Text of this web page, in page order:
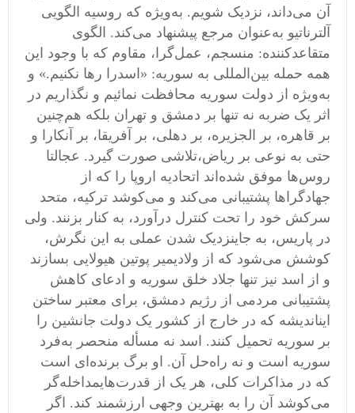
آن میداند، نزدیک شویم. بهویژه که روسیه الگویی
آلترناتیو بهعنوان مرجع پیشنهاد میکند. الگوی
متقاعدکننده: منسجم، عملگرا، مقاوم که با وجود این
همه حمله بین المللی به سوریه: « اسدرا رها نکنیم.» و
بهویژه از دولت سوریه محافظت نمائیم و نگذاریم در
اثر یک ضربه نه تنها بر دمشق و تهران بلکه همچنین
بر قاهره، بر الجزیره، بر دهلی، بر آفریقا، بر آنکارا و
حتی به نوعی بر ریاض،تلاشی صورت گیرد. عجالتا
روسها موفق شده اند اتحادیه اروپا را که از
جهادگراها پشتیبانی میکند و میکوشد ترکیه، متحد
سرکش خود را تحت کنترل درآورد، به کنار بزنند. ولی
در پاریس، به جاینزدیک شدن عملی به این نگرش،
کوشش میشود که از ولادیمیر پوتین هیولایی بسازند
و از اسد نیز تنها جلاد خلق سوریه و ادعای کاهش
پشتیبانی مردمی از رژیم دمشق، برای معتبر ساختن
ایناندیشه که در خارج از کشور یک دولت جانشین را
بر سوریه تحمیل کنند. اسد نه مسأله منحصر بهفرد
سوریه است و نه راهحل آن. او برگ برنده ای است
که در مذاکرات کلی، هر یک از قدرتهایمداخلهگر
میکوشد آن را به بهترین وجهی ارزشمند کند. اگر